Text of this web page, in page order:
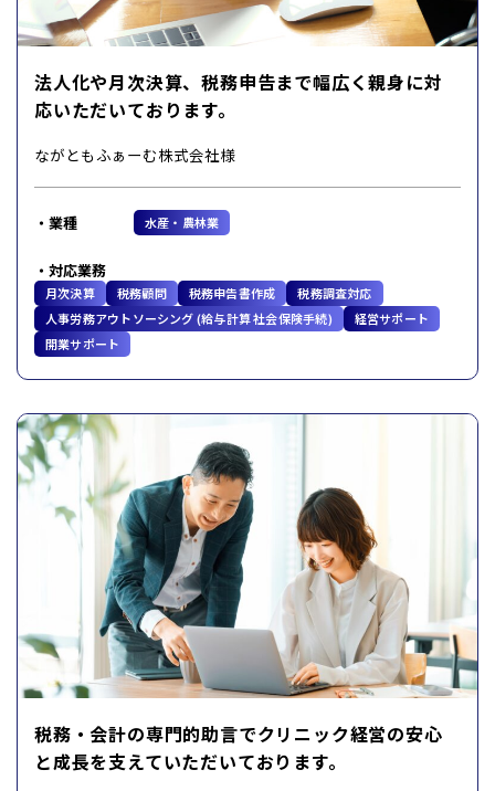
法人化や月次決算、税務申告まで幅広く親身に対
応いただいております。
ながともふぁーむ株式会社様
業種 水産・農林業
対応業務
月次決算 税務顧問 税務申告書作成
税務調査対応
人事労務アウトソーシング (給与計算 社会保険手続)
経営サポート
開業サポート
税務・会計の専門的助言でクリニック経営の安心
と成長を支えていただいております。